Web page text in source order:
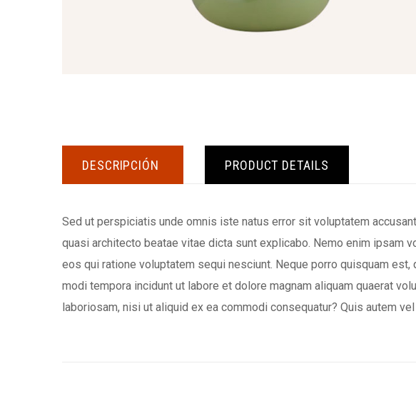
DESCRIPCIÓN PRODUCT DETAILS
Sed ut perspiciatis unde omnis iste natus error sit voluptatem
quasi architecto beatae vitae dicta sunt explicabo. Nemo enim ipsam
eos qui ratione voluptatem sequi nesciunt. Neque porro quisquam
modi tempora incidunt ut labore et dolore magnam aliquam quaerat
laboriosam, nisi ut aliquid ex ea commodi consequatur? Quis autem